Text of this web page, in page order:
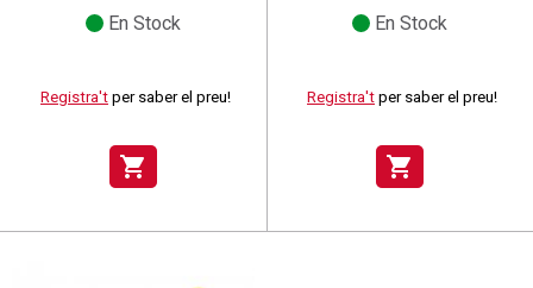
En Stock
Registra't per saber el preu!
shopping_cart
En Stock
Registra't per saber el preu!
shopping_cart